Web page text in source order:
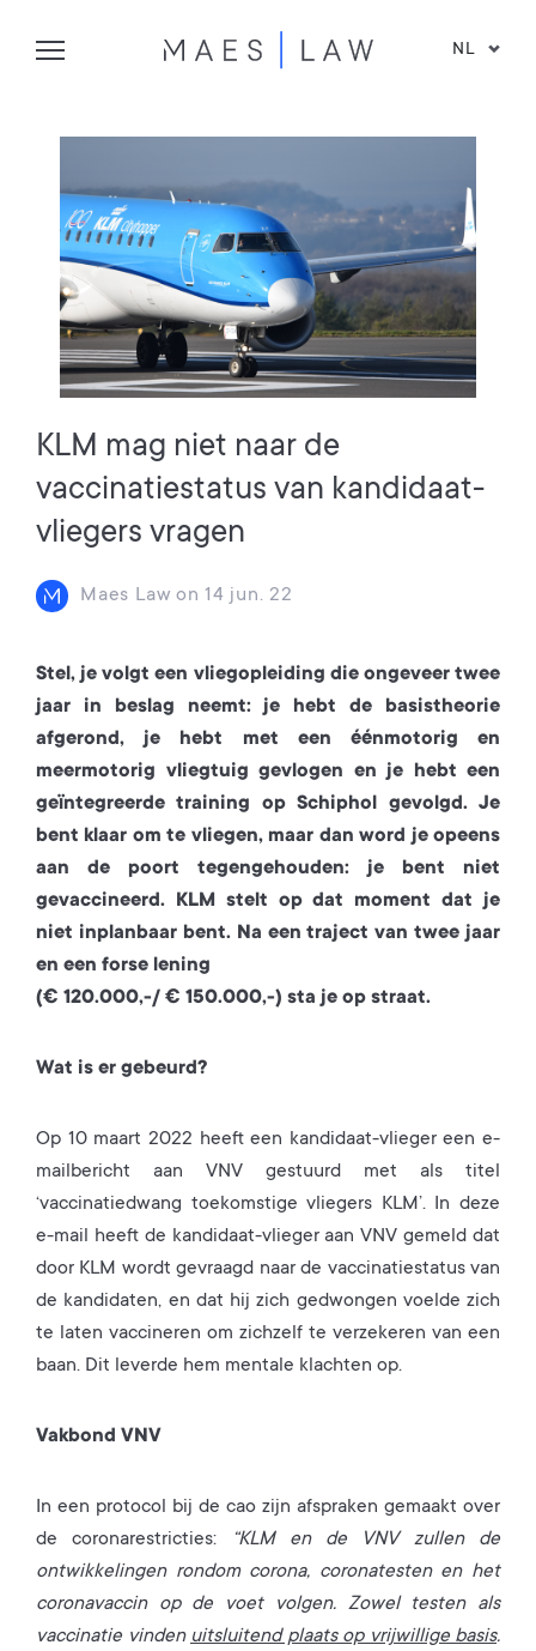
NL
KLM mag niet naar de
vaccinatiestatus van kandidaat-
vliegers vragen
Maes Law on 14 jun. 22
Stel, je volgt een vliegopleiding die ongeveer twee
jaar in beslag neemt: je hebt de basistheorie
afgerond, je hebt met een éénmotorig en
meermotorig vliegtuig gevlogen en je hebt een
geïntegreerde training op Schiphol gevolgd. Je
bent klaar om te vliegen, maar dan word je opeens
aan de poort tegengehouden: je bent niet
gevaccineerd. KLM stelt op dat moment dat je
niet inplanbaar bent. Na een traject van twee jaar
en een forse lening
(€ 120.000,-/ € 150.000,-) sta je op straat.
Wat is er gebeurd?
Op 10 maart 2022 heeft een kandidaat-vlieger een e-
mailbericht aan VNV gestuurd met als titel
‘vaccinatiedwang toekomstige vliegers KLM’. In deze
e-mail heeft de kandidaat-vlieger aan VNV gemeld dat
door KLM wordt gevraagd naar de vaccinatiestatus van
de kandidaten, en dat hij zich gedwongen voelde zich
te laten vaccineren om zichzelf te verzekeren van een
baan. Dit leverde hem mentale klachten op.
Vakbond VNV
In een protocol bij de cao zijn afspraken gemaakt over
de coronarestricties: “KLM en de VNV zullen de
ontwikkelingen rondom corona, coronatesten en het
coronavaccin op de voet volgen. Zowel testen als
vaccinatie vinden uitsluitend plaats op vrijwillige basis.